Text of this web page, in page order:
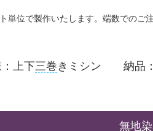
単位で製作いたします。端数でのご
上下三巻 きミシン 納品：
無地